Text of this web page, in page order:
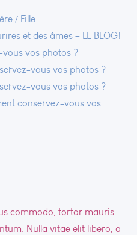
/ Fille
et des âmes – LE BLOG!
vos photos ?
vous vos photos ?
vous vos photos ?
conservez-vous vos
commodo, tortor mauris
Nulla vitae elit libero, a